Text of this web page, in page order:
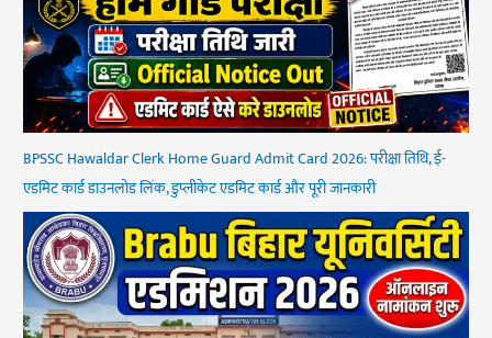
BPSSC Hawaldar Clerk Home Guard Admit Card 2026: परीक्षा तिथि, ई-
एडमिट कार्ड डाउनलोड लिंक, डुप्लीकेट एडमिट कार्ड और पूरी जानकारी